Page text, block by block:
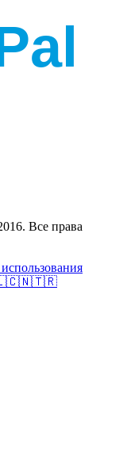
Все права
🇨🇳🇹🇷